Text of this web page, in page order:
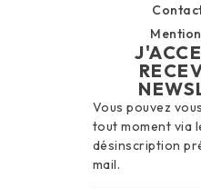
Vous pouvez
tout moment via
désinscription
mail.